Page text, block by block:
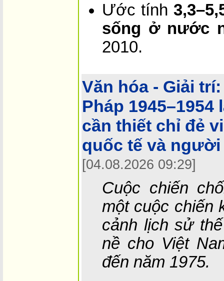
Ước tính
sống ở nước
2010.
Văn hóa - Giải trí:
Pháp
cần thiết chỉ đẻ
quốc tế và người
[04.08.2026 09:29]
Cuộc chiến
một cuộc chiến
cảnh lịch sử
nề cho Việt
đến năm 1975.